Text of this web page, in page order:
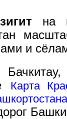
на
и
Карта